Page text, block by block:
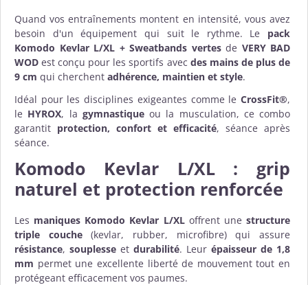
Quand vos entraînements montent en intensité, vous avez
besoin d'un équipement qui suit le rythme. Le pack
Komodo Kevlar L/XL + Sweatbands vertesde VERY BAD
WOD est conçu pour les sportifs avec des mains de plus de
9 cm qui cherchent adhérence, maintien et style.
Idéal pour les disciplines exigeantes comme le CrossFit®,
le HYROX, la gymnastiqueou la musculation, ce combo
garantit protection, confort et efficacité, séance après
séance.
Komodo Kevlar L/XL : grip
naturel et protection renforcée
Les maniques Komodo Kevlar L/XLoffrent unestructure
triple couche(kevlar, rubber, microfibre) qui assure
résistance, souplesse et durabilité. Leur épaisseur de 1,8
mm permet une excellente liberté de mouvement tout en
protégeant efficacement vos paumes.